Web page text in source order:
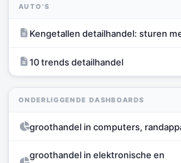
AUTO’S
Kengetallen detailhandel: sturen
10 trends detailhandel
ONDERLIGGENDE DASHBOARDS
groothandel in computers,
groothandel in elektronische en